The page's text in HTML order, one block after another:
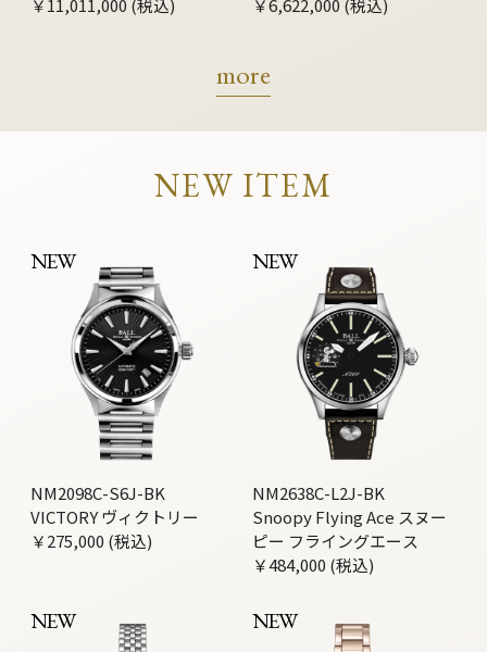
￥11,011,000 (税込)
￥6,622,000 (税込)
more
NEW ITEM
NEW
NM2098C-S6J-BK
VICTORY ヴィクトリー
￥275,000 (税込)
NEW
NM2638C-L2J-BK
Snoopy Flying Ace スヌー
ピー フライングエース
￥484,000 (税込)
NEW NEW